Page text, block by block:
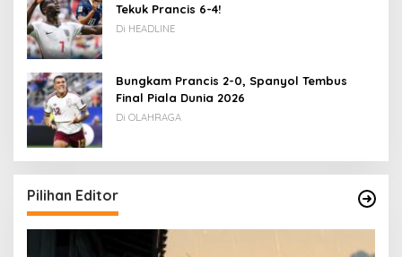
Tekuk Prancis 6-4!
Di HEADLINE
Bungkam Prancis 2-0, Spanyol Tembus
Final Piala Dunia 2026
Di OLAHRAGA
Pilihan Editor